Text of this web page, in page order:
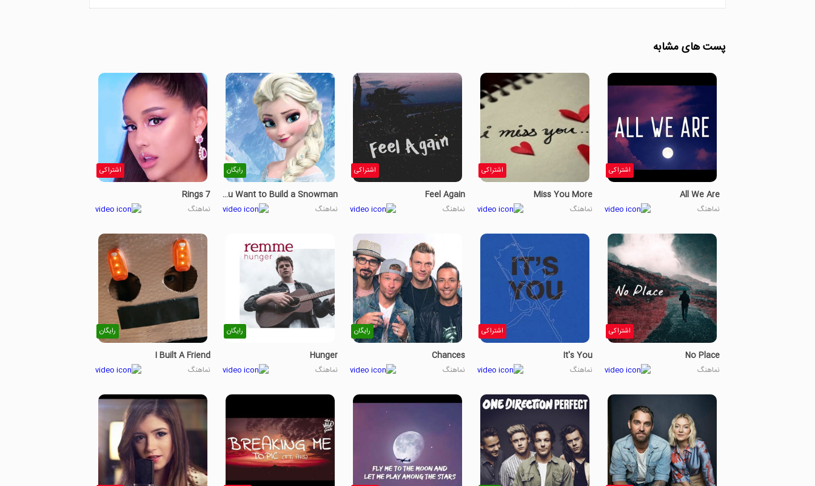
What have I done?
پست های مشابه
اشتراکی
All We Are
نماهنگ
اشتراکی
Miss You More
نماهنگ
اشتراکی
Feel Again
نماهنگ
رایگان
Do You Want to Build a Snowman?
نماهنگ
اشتراکی
7 Rings
نماهنگ
اشتراکی
No Place
نماهنگ
اشتراکی
It's You
نماهنگ
رایگان
Chances
نماهنگ
رایگان
Hunger
نماهنگ
رایگان
I Built A Friend
نماهنگ